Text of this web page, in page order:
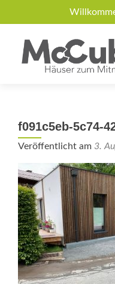
Über McCube
f091c5eb-5c74-
Veröffentlicht am 3.